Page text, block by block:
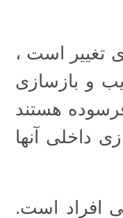
تغییر است ،
و بازسازی
هستند
داخلی آنها
افراد است.